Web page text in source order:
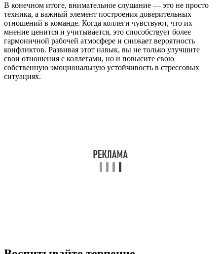
В конечном итоге, внимательное слушание — это не просто
техника, а важный элемент построения доверительных
отношений в команде. Когда коллеги чувствуют, что их
мнение ценится и учитывается, это способствует более
гармоничной рабочей атмосфере и снижает вероятность
конфликтов. Развивая этот навык, вы не только улучшите
свои отношения с коллегами, но и повысите свою
собственную эмоциональную устойчивость в стрессовых
ситуациях.